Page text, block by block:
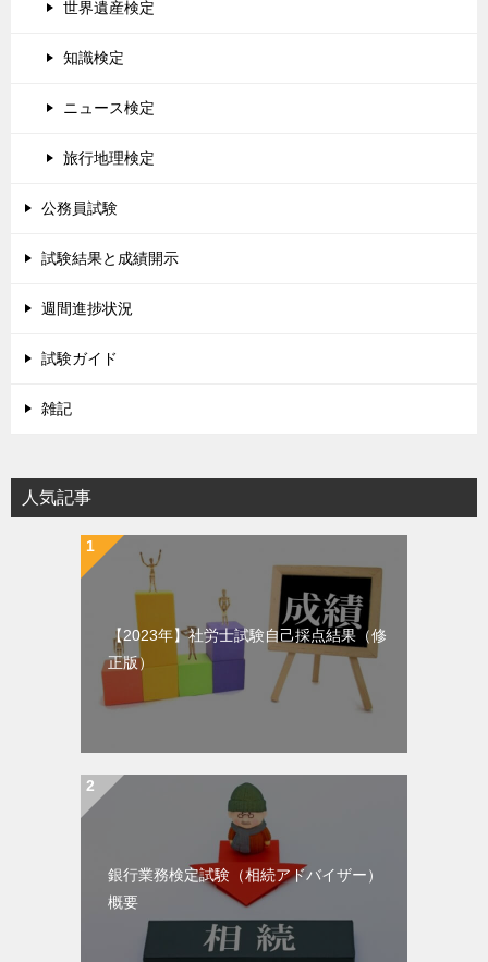
世界遺産検定
知識検定
ニュース検定
旅行地理検定
公務員試験
試験結果と成績開示
週間進捗状況
試験ガイド
雑記
人気記事
【2023年】社労士試験自己採点結果（修
正版）
銀行業務検定試験（相続アドバイザー）
概要